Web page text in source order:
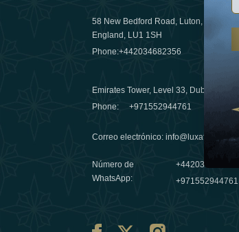
58 New Bedford Road, Luton,
England, LU1 1SH
Phone:+442034682356
Emirates Tower, Level 33, Dubai, UAE
Phone:+971552944761
Correo electrónico:info@luxafar.com
Número de
WhatsApp:
+442034682356
+971552944761